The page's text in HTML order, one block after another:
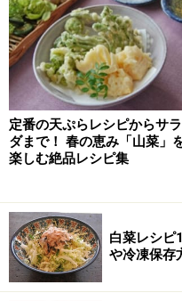
■ 昨日紹介したのは「鍋
ちら！
※記事内容は執筆時点のも
い。
※衛生面および保存状態に起
す場合があります。必ず清
べく早めにお召し上がりく
【編集部おすすめの購入サイ
Amazonで人気
定番の天ぷらレシピからサラ
ダまで！ 春の恵み「山菜」
楽しむ絶品レシピ集
白菜レシピ
や冷凍保存